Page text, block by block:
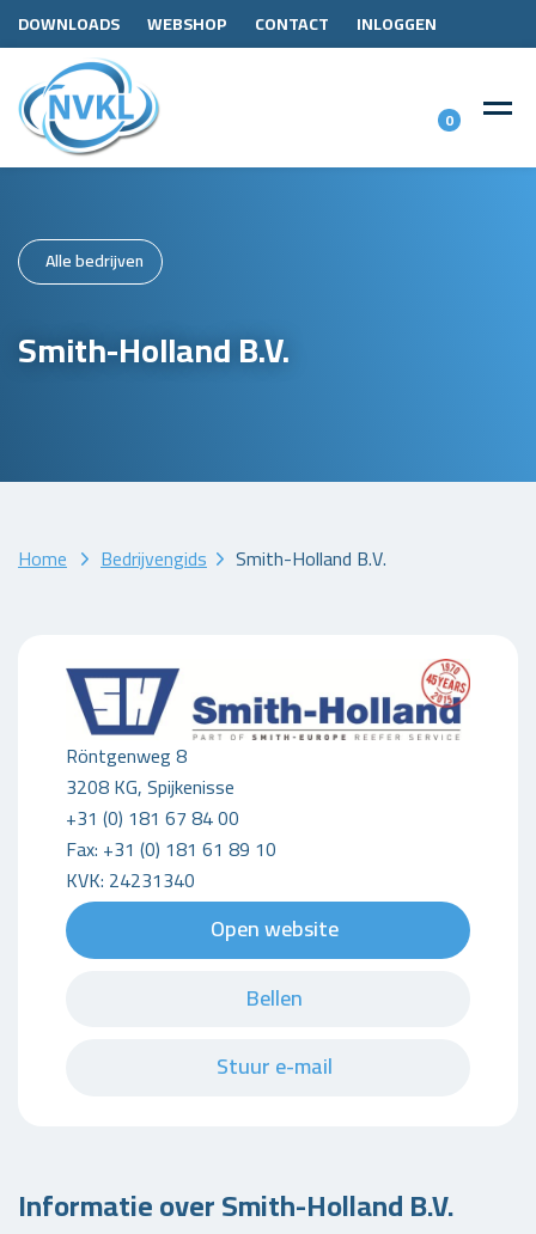
DOWNLOADS WEBSHOP CONTACT INLOGGEN
0
Alle bedrijven
Smith-Holland B.V.
Home Bedrijvengids Smith-Holland B.V.
Röntgenweg 8
3208 KG, Spijkenisse
+31 (0) 181 67 84 00
Fax: +31 (0) 181 61 89 10
KVK: 24231340
Open website
Bellen
Stuur e-mail
Informatie over Smith-Holland B.V.